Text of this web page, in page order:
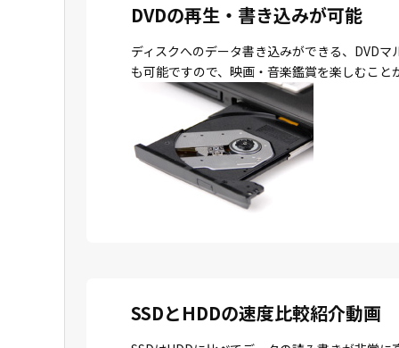
DVDの再生・書き込みが可能
ディスクへのデータ書き込みができる、DVD
も可能ですので、映画・音楽鑑賞を楽しむこと
SSDとHDDの速度比較紹介動画